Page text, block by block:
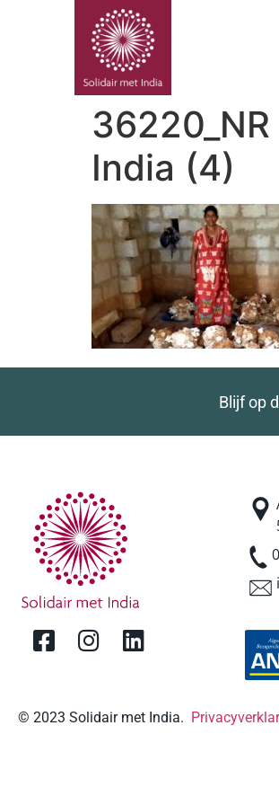
India (4)
Blijf op
© 2023 Solidair met India.